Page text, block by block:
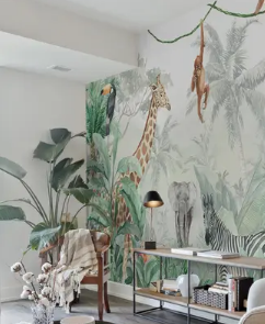
Premium
.33269.00kr/m²
Premium vinyl
516.67310.00 kr/m²
Peel and Stick
666.67400.00kr/m²